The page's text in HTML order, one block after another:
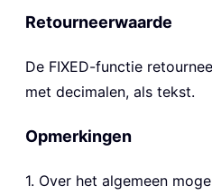
Retourneerwaarde
De FIXED-functie
met decimalen, als tekst.
Opmerkingen
1. Over het algemeen